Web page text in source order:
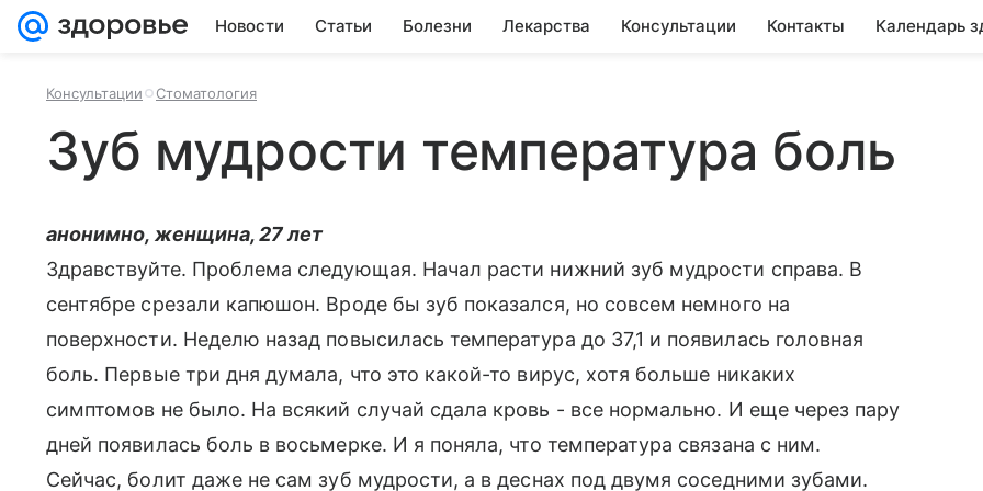
Новости Статьи Болезни Лекарства Консультации Контакты Календарь
Консультации Стоматология
Зуб мудрости температура боль
анонимно, женщина, 27 лет
Здравствуйте. Проблема следующая. Начал расти нижний зуб мудрости справа. В
сентябре срезали капюшон. Вроде бы зуб показался, но совсем немного на
поверхности. Неделю назад повысилась температура до 37,1 и появилась головная
боль. Первые три дня думала, что это какой-то вирус, хотя больше никаких
симптомов не было. На всякий случай сдала кровь - все нормально. И еще через пару
дней появилась боль в восьмерке. И я поняла, что температура связана с ним.
Сейчас, болит даже не сам зуб мудрости, а в деснах под двумя соседними зубами.